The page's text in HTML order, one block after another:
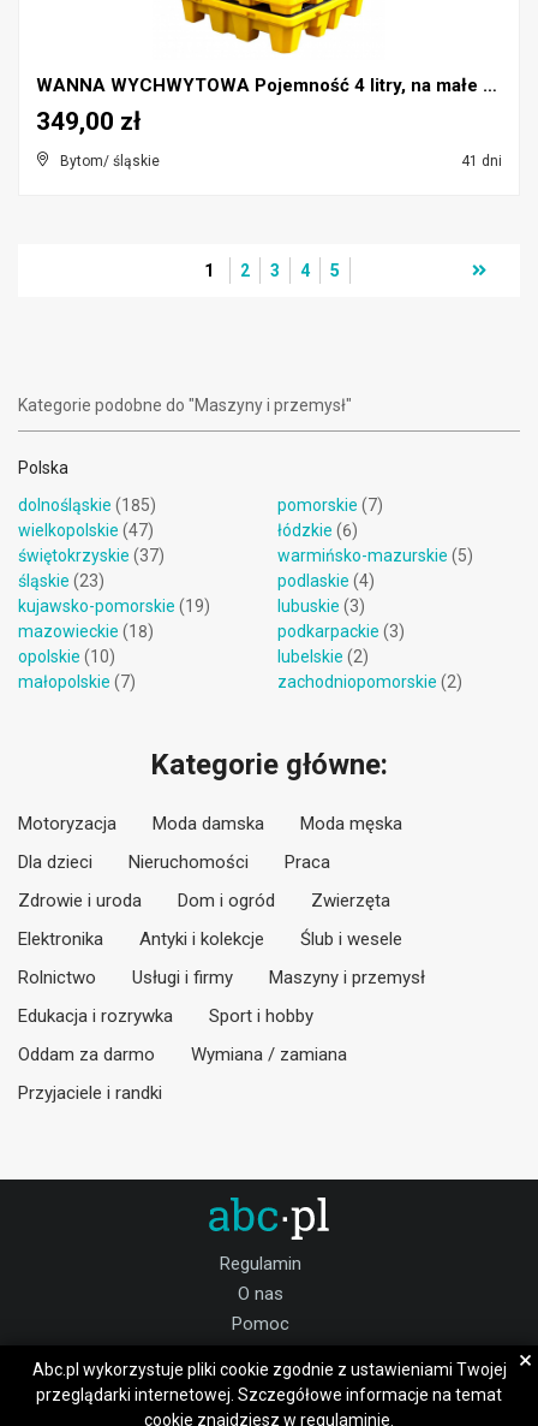
WANNA WYCHWYTOWA Pojemność 4 litry, na małe naczyn...
Bytom/ śląskie 41 dni
349,00 zł
1 2 3 4 5
Kategorie podobne do "Maszyny i przemysł"
Polska
dolnośląskie (185)
wielkopolskie (47)
świętokrzyskie (37)
śląskie (23)
kujawsko-pomorskie (19)
mazowieckie (18)
opolskie (10)
małopolskie (7)
pomorskie (7)
łódzkie (6)
warmińsko-mazurskie (5)
podlaskie (4)
lubuskie (3)
podkarpackie (3)
lubelskie (2)
zachodniopomorskie (2)
Kategorie główne:
Motoryzacja Moda damska
Moda męska
Dla dzieci
Nieruchomości
Praca
Zdrowie i uroda
Dom i ogród
Zwierzęta
Elektronika
Antyki i kolekcje
Ślub i wesele
Rolnictwo
Usługi i firmy
Maszyny i przemysł
Edukacja i rozrywka
Sport i hobby
Oddam za darmo
Wymiana / zamiana
Przyjaciele i randki
Regulamin
O nas
Pomoc
Praca
Abc.pl wykorzystuje pliki cookie zgodnie z ustawieniami Twojej
przeglądarki internetowej. Szczegółowe informacje na temat
cookie znajdziesz w regulaminie.
×